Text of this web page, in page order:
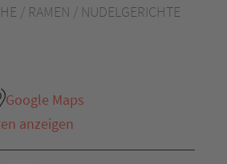
/ RAMEN / NUDELGERICHTE
Google Maps
anzeigen